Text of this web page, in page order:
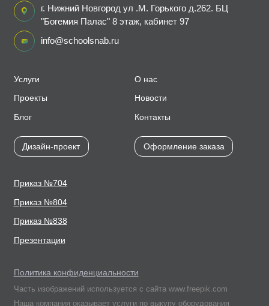
Услуги
Проекты
Блог
Дизайн-проект
О нас
Новости
Контакты
Оформление заказа
Приказ №704
Приказ №804
Приказ №838
Презентации
г. Нижний Новгород ул .М. Горького д.262. БЦ
"Богемия Палас" 8 этаж, кабинет 97
info@schoolsnab.ru
Политика конфиденциальности
Часть изображений используется с сайта www.freepik.com
Наша компания оказывает услуги по выкупу оборудования